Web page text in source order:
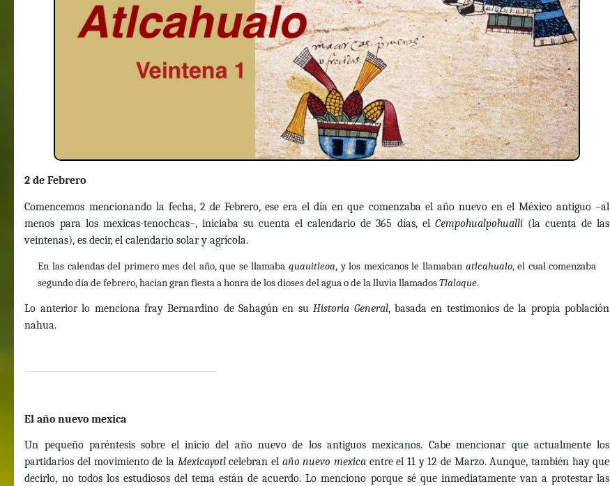
2 de Febrero
Comencemos mencionando la fecha, 2 de Febrero, ese era el día en que comenzaba el año nuevo en el México antiguo ­­–al
menos para los mexicas-tenochcas–, iniciaba su cuenta el calendario de 365 días, el Cempohualpohualli(la cuenta de las
veintenas), es decir, el calendario solar y agrícola.
En las calendas del primero mes del año, que se llamaba quauitleoa, y los mexicanos le llamaban atlcahualo, el cual comenzaba
segundo día de febrero, hacían gran fiesta a honra de los dioses del agua o de la lluvia llamadosTlaloque.
Lo anterior lo menciona fray Bernardino de Sahagún en suHistoria General, basada en testimonios de la propia población
nahua.
El año nuevo mexica
Un pequeño paréntesis sobre el inicio del año nuevo de los antiguos mexicanos. Cabe mencionar que actualmente los
partidarios del movimiento de la Mexicayotlcelebran el año nuevo mexica entre el 11 y 12 de Marzo. Aunque, también hay que
decirlo, no todos los estudiosos del tema están de acuerdo. Lo menciono porque sé que inmediatamente van a protestar las